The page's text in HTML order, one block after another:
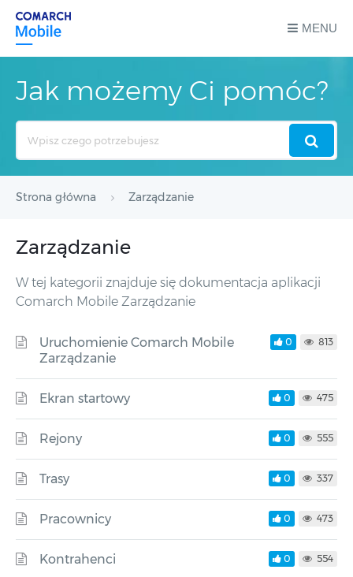
MENU
Jak możemy Ci pomóc?
Strona główna Zarządzanie
Zarządzanie
W tej kategorii znajduje się dokumentacja aplikacji
Comarch Mobile Zarządzanie
Uruchomienie Comarch Mobile
Zarządzanie
0 813
Ekran startowy 0 475
Rejony 0 555
Trasy 0 337
Pracownicy 0 473
Kontrahenci 0 554